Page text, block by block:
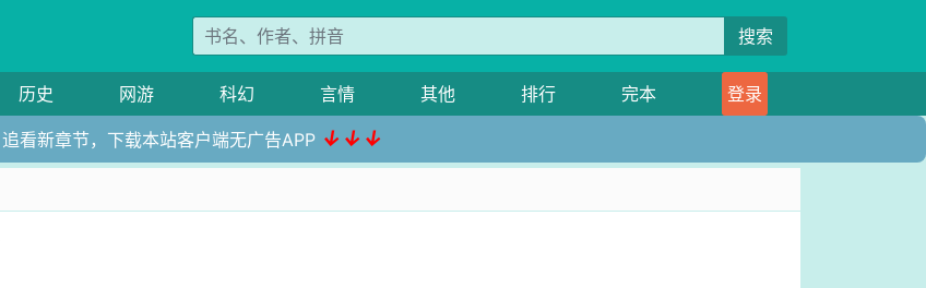
搜索
历史 网游 科幻 言情 其他 排行 完本 登录
追看新章节，下载本站客户端无广告APP ↓↓↓